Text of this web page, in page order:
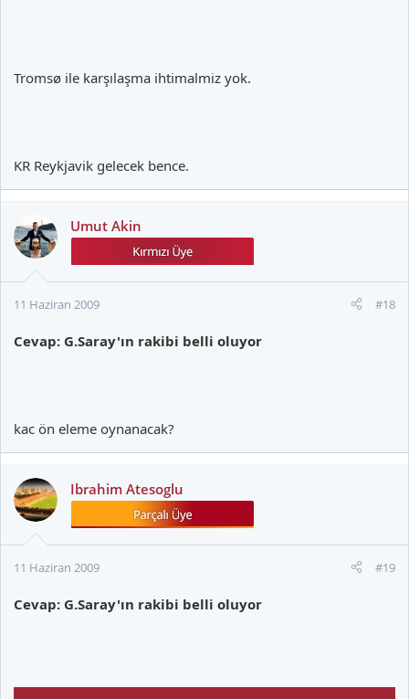
Tromsø ile karşılaşma ihtimalmiz yok.
KR Reykjavik gelecek bence.
Umut Akin
11 Haziran 2009 #18
Cevap: G.Saray'ın rakibi belli oluyor
kac ön eleme oynanacak?
Ibrahim Atesoglu
11 Haziran 2009 #19
Cevap: G.Saray'ın rakibi belli oluyor